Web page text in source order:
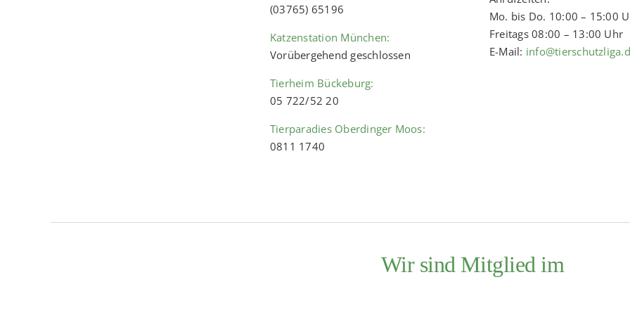
(03765) 65196
Katzenstation München:
Vorübergehend geschlossen
Tierheim Bückeburg:
05 722/52 20
Tierparadies Oberdinger Moos:
0811 1740
Mo. bis Do. 10:00 – 15:00
Freitags 08:00 – 13:00 Uhr
E-Mail:
Wir sind Mitglied im